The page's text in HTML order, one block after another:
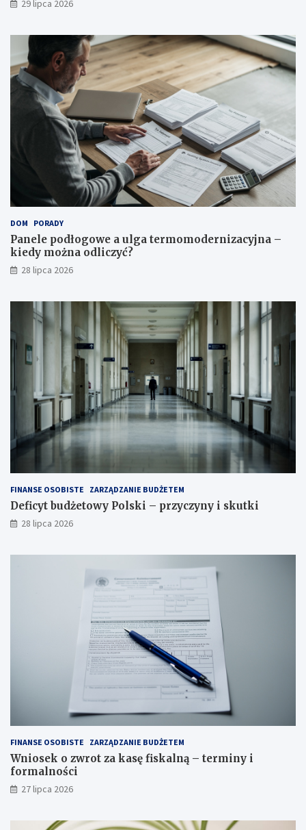
29 lipca 2026
DOM PORADY
Panele podłogowe a ulga termomodernizacyjna –
kiedy można odliczyć?
28 lipca 2026
FINANSE OSOBISTE ZARZĄDZANIE BUDŻETEM
Deficyt budżetowy Polski – przyczyny i skutki
28 lipca 2026
FINANSE OSOBISTE ZARZĄDZANIE BUDŻETEM
Wniosek o zwrot za kasę fiskalną – terminy i
formalności
27 lipca 2026